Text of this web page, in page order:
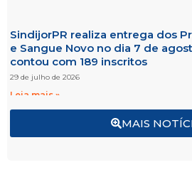
MAIS
SindijorPR realiza entrega dos
e Sangue Novo no dia 7 de
contou com 189 inscritos
29 de julho de 2026
Leia mais »